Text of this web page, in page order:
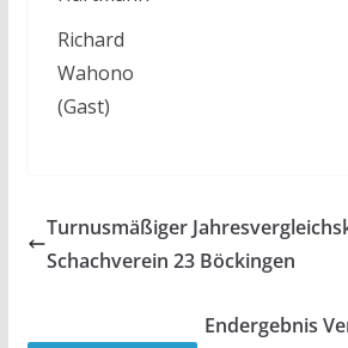
Richard
Wahono
(Gast)
Turnusmäßiger
Schachverein 23 Böckingen
Endergebnis